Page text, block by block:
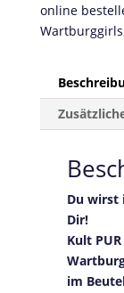
online
Wartburggirls
Du wirst
Dir!
Kult
im